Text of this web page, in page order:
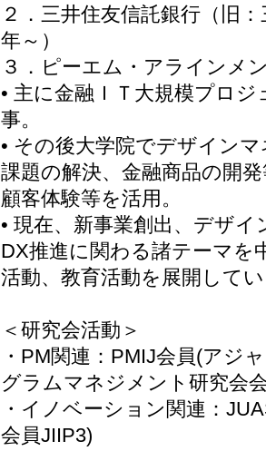
２．三井住友信託銀行（旧
年～）
３．ピーエム・アラインメ
• 主に金融ＩＴ大規模プロ
事。
• その後大学院でデザイン
課題の解決、金融商品の開
顧客体験等を活用。
• 現在、新事業創出、デザ
DX推進に関わる諸テーマを
活動、教育活動を展開して
＜研究会活動＞
・PM関連：PMIJ会員(アジ
グラムマネジメント研究会
・イノベーション関連：
会員JIIP3)